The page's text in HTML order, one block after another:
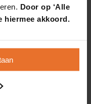
Door op ‘Alle
hiermee akkoord.